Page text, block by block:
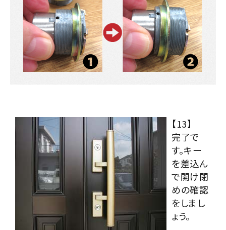
【13】
完了で
す。キー
を差込ん
で開け閉
めの確認
をしまし
ょう。